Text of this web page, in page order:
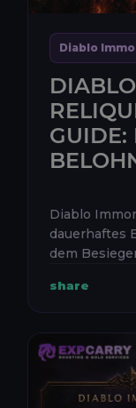
Diablo
GUIDE:
Diablo
dauerhaftes
dem
Verdienen
Fr...
share